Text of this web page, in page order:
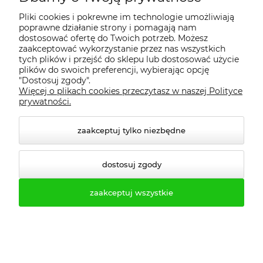
ul. Droga Dębińska 13/LU6
61-555 Poznań
O firmie
Moje konto
Regulamin
Pliki cookies i pokrewne im technologie umożliwiają
poprawne działanie strony i pomagają nam
dostosować ofertę do Twoich potrzeb. Możesz
zaakceptować wykorzystanie przez nas wszystkich
tych plików i przejść do sklepu lub dostosować użycie
plików do swoich preferencji, wybierając opcję
"Dostosuj zgody".
Więcej o plikach cookies przeczytasz w naszej Polityce
prywatności.
zaakceptuj tylko niezbędne
dostosuj zgody
zaakceptuj wszystkie